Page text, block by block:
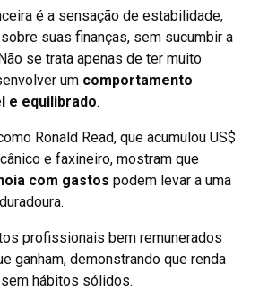
é a sensação de estabilidade,
suas finanças, sem sucumbir a
se trata apenas de ter muito
um comportamento
e equilibrado.
Ronald Read, que acumulou US$
e faxineiro, mostram que
com gastos podem levar a uma
profissionais bem remunerados
ganham, demonstrando que renda
hábitos sólidos.